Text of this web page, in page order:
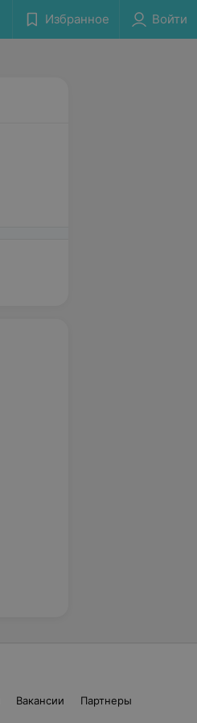
Избранное Войти
Вакансии
Партнеры